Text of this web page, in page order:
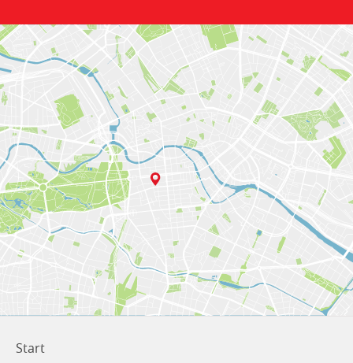
Start